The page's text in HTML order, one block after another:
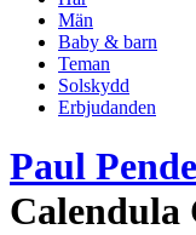
Män
Baby & barn
Teman
Solskydd
Erbjudanden
Paul
Calendula